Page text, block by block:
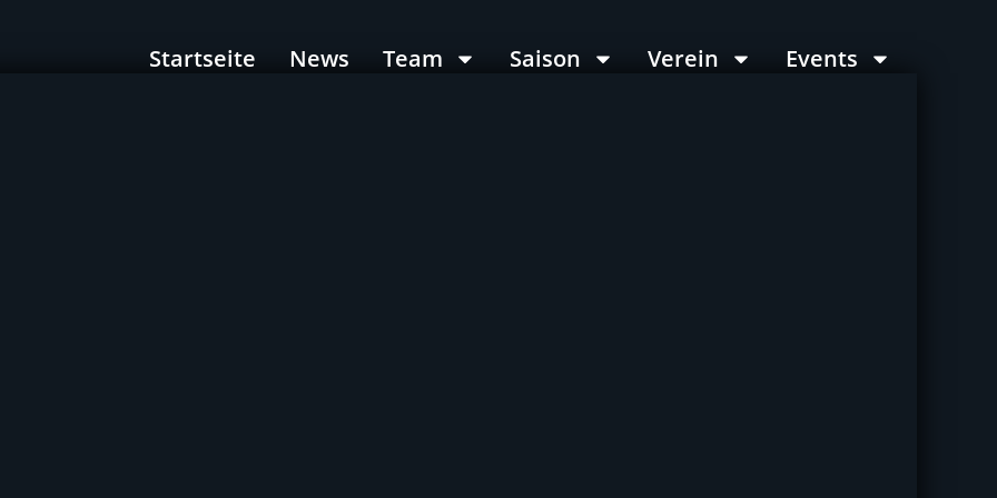
Startseite News Team Saison Verein Events